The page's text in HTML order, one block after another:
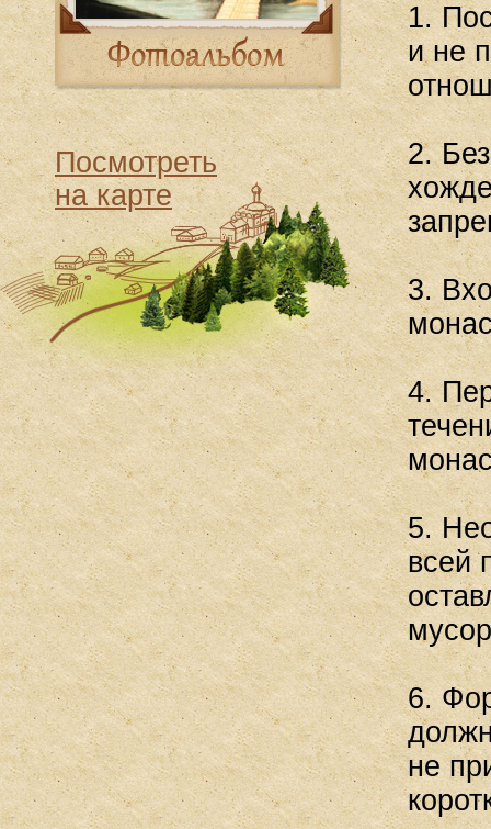
Посмотреть
на карте
1.
и не
2.
3.
4.
5.
всей
6.
не